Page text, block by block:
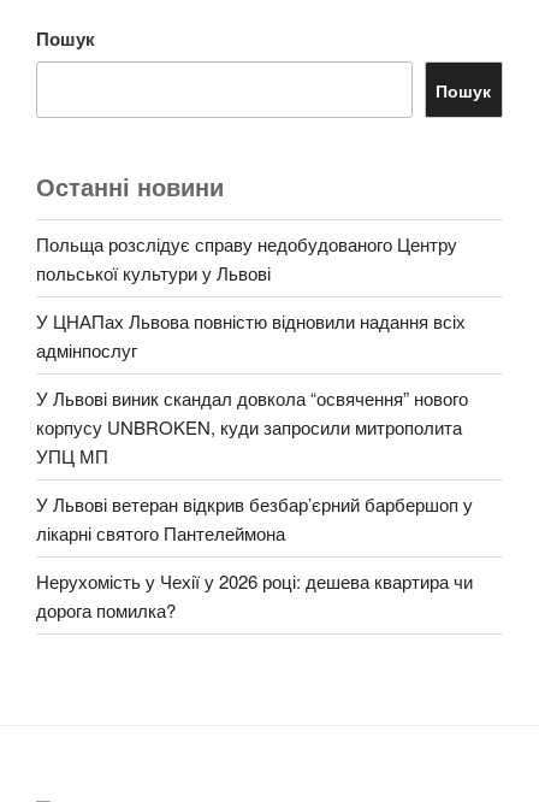
Пошук
Пошук
Останні новини
Польща розслідує справу недобудованого Центру
польської культури у Львові
У ЦНАПах Львова повністю відновили надання всіх
адмінпослуг
У Львові виник скандал довкола “освячення” нового
корпусу UNBROKEN, куди запросили митрополита
УПЦ МП
У Львові ветеран відкрив безбар’єрний барбершоп у
лікарні святого Пантелеймона
Нерухомість у Чехії у 2026 році: дешева квартира чи
дорога помилка?